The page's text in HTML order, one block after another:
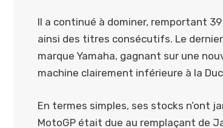
Il a continué à dominer, remportant
ainsi des titres consécutifs. Le
marque Yamaha, gagnant sur une
machine clairement inférieure à la
En termes simples, ses stocks n’ont
MotoGP était due au remplaçant de